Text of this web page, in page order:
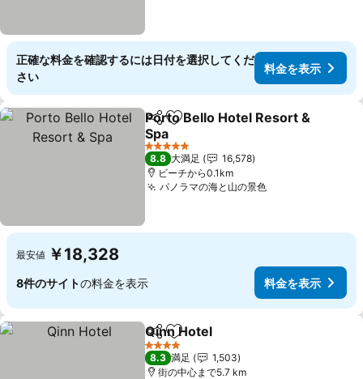
正確な料金を確認するには日付を選択してくだ
さい
料金を表示
シェアお気に入りに追加
Porto Bello Hotel Resort &
Spa
料金を表示
5 ホテルのランク
8.8 大満足
16,578
ビーチから0.1km
パノラマの海と山の景色料金を表示
最安値 ￥18,328
8件のサイトの料金を表示 料金を表示
シェアお気に入りに追加
Qinn Hotel
4 ホテルのランク
8.3 満足
1,503
街の中心まで5.7 km